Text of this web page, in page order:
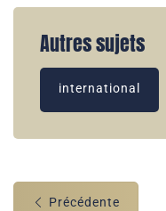
Autres sujets
international
Précédente